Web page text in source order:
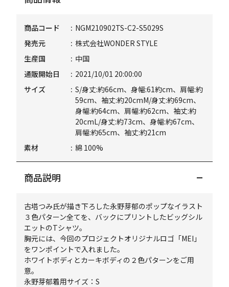
商品コード
NGM210902TS-C2-S5029S
発売元
株式会社WONDER STYLE
生産国
中国
通販開始日
2021/10/01 20:00:00
サイズ
S/身丈:約66cm、身幅:61約cm、肩幅:約
59cm、袖丈:約20cmM/身丈:約69cm、
身幅:約64cm、肩幅:約62cm、袖丈:約
20cmL/身丈:約73cm、身幅:約67cm、
肩幅:約65cm、袖丈:約21cm
素材
綿 100%
商品説明
古塔つみ氏が描き下ろした永野芽郁のポップなイラスト
３色パターン全てを、バックにプリントしたビッグシル
エットのTシャツ。
胸元には、今回のプロジェクトオリジナルロゴ「MEI」
をワンポイントで入れました。
ホワイトボディとカーキボディの２色パターンをご用
意。
永野芽郁着用サイズ：S